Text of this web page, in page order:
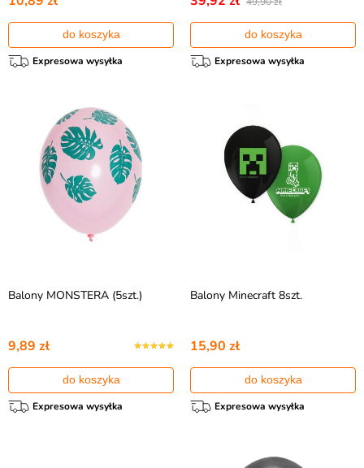
do koszyka
Expresowa wysyłka
do koszyka
Expresowa wysyłka
Balony MONSTERA (5szt.)
9,89 zł
do koszyka
Expresowa wysyłka
Balony Minecraft 8szt.
15,90 zł
do koszyka
Expresowa wysyłka